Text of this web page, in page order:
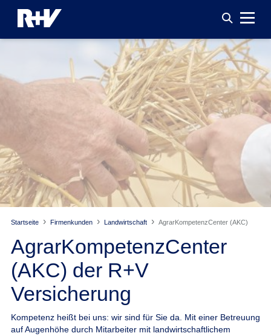
Startseite Firmenkunden Landwirtschaft AgrarKompetenzCenter (AKC)
AgrarKompetenzCenter
(AKC) der R+V
Versicherung
Kompetenz heißt bei uns: wir sind für Sie da. Mit einer Betreuung
auf Augenhöhe durch Mitarbeiter mit landwirtschaftlichem